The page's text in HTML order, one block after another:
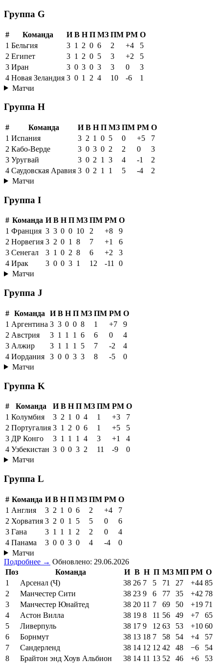
Группа G
# Команда И В Н П МЗ ПМ РМ О
1 Бельгия 3 1 2 0 6 2 +4
5
2 Египет 3 1 2 0 5 3 +2
5
3 Иран 3 0 3 0 3 3 0
3
4 Новая Зеландия 3 0 1 2 4 10 -6
1
Матчи
Группа H
# Команда И В Н П МЗ ПМ РМ О
1 Испания 3 2 1 0 5 0 +5
7
2 Кабо-Верде 3 0 3 0 2 2 0
3
3 Уругвай 3 0 2 1 3 4 -1
2
4 Саудовская Аравия 3 0 2 1 1 5 -4
2
Матчи
Группа I
# Команда И В Н П МЗ ПМ РМ О
1 Франция 3 3 0 0 10 2 +8
9
2 Норвегия 3 2 0 1 8 7 +1
6
3 Сенегал 3 1 0 2 8 6 +2
3
4 Ирак 3 0 0 3 1 12 -11 0
Матчи
Группа J
# Команда И В Н П МЗ ПМ РМ О
1 Аргентина 3 3 0 0 8 1 +7
9
2 Австрия 3 1 1 1 6 6 0
4
3 Алжир 3 1 1 1 5 7 -2
4
4 Иордания 3 0 0 3 3 8 -5
0
Матчи
Группа K
# Команда И В Н П МЗ ПМ РМ О
1 Колумбия 3 2 1 0 4 1 +3
7
2 Португалия 3 1 2 0 6 1 +5
5
3 ДР Конго 3 1 1 1 4 3 +1
4
4 Узбекистан 3 0 0 3 2 11 -9
0
Матчи
Группа L
# Команда И В Н П МЗ ПМ РМ О
1 Англия 3 2 1 0 6 2 +4
7
2 Хорватия 3 2 0 1 5 5 0
6
3 Гана 3 1 1 1 2 2 0
4
4 Панама 3 0 0 3 0 4 -4
0
Матчи
Подробнее → Обновлено: 29.06.2026
Поз
Команда И В Н П МЗ МП РМ О
1
Арсенал (Ч) 38 26 7 5 71 27 +44 85
2
Манчестер Сити 38 23 9 6 77 35 +42 78
3
Манчестер Юнайтед 38 20 11 7 69 50 +19 71
4
Астон Вилла 38 19 8 11 56 49 +7
65
5
Ливерпуль 38 17 9 12 63 53 +10 60
6
Борнмут 38 13 18 7 58 54 +4
57
7
Сандерленд 38 14 12 12 42 48 −6
54
8
Брайтон энд Хоув Альбион 38 14 11 13 52 46 +6
53